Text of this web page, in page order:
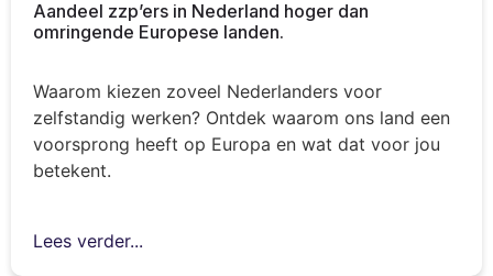
Aandeel zzp’ers in Nederland hoger dan
omringende Europese landen.
Waarom kiezen zoveel Nederlanders voor
zelfstandig werken? Ontdek waarom ons land een
voorsprong heeft op Europa en wat dat voor jou
betekent.
Lees verder...